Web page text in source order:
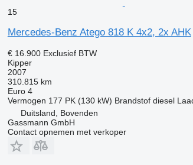
15
Mercedes-Benz Atego 818 K 4x2, 2x AHK
€ 16.900 Exclusief BTW
Kipper
2007
310.815 km
Euro 4
Vermogen 177 PK (130 kW) Brandstof diesel
Duitsland, Bovenden
Gassmann GmbH
Contact opnemen met verkoper